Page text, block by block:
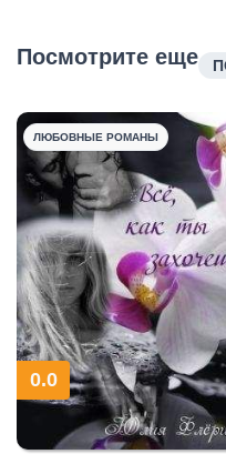
Посмотрите еще
ЛЮБОВНЫЕ РОМАНЫ
0.0